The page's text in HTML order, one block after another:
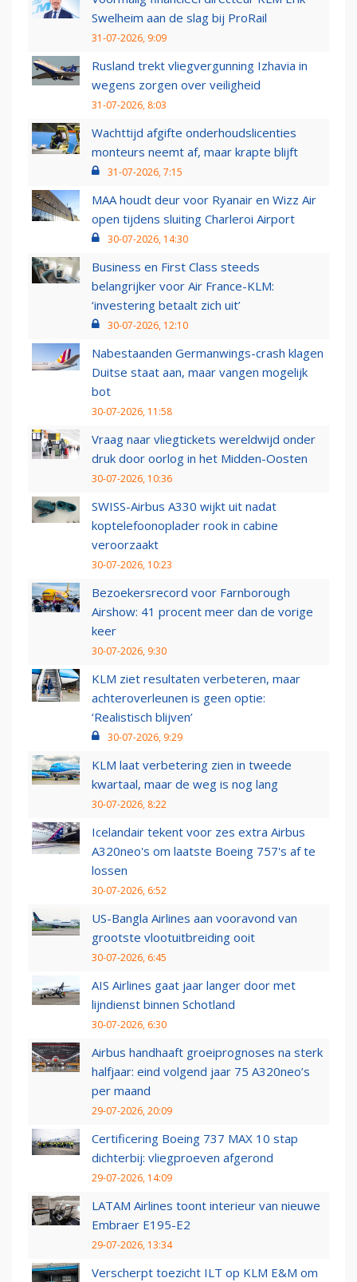
Swelheim aan de slag bij ProRail
31-07-2026, 9:09
Rusland trekt vliegvergunning Izhavia in
wegens zorgen over veiligheid
31-07-2026, 8:03
Wachttijd afgifte onderhoudslicenties
monteurs neemt af, maar krapte blijft
31-07-2026, 7:15
MAA houdt deur voor Ryanair en Wizz Air
open tijdens sluiting Charleroi Airport
30-07-2026, 14:30
Business en First Class steeds
belangrijker voor Air France-KLM:
‘investering betaalt zich uit’
30-07-2026, 12:10
Nabestaanden Germanwings-crash klagen
Duitse staat aan, maar vangen mogelijk
bot
30-07-2026, 11:58
Vraag naar vliegtickets wereldwijd onder
druk door oorlog in het Midden-Oosten
30-07-2026, 10:36
SWISS-Airbus A330 wijkt uit nadat
koptelefoonoplader rook in cabine
veroorzaakt
30-07-2026, 10:23
Bezoekersrecord voor Farnborough
Airshow: 41 procent meer dan de vorige
keer
30-07-2026, 9:30
KLM ziet resultaten verbeteren, maar
achteroverleunen is geen optie:
‘Realistisch blijven’
30-07-2026, 9:29
KLM laat verbetering zien in tweede
kwartaal, maar de weg is nog lang
30-07-2026, 8:22
Icelandair tekent voor zes extra Airbus
A320neo's om laatste Boeing 757's af te
lossen
30-07-2026, 6:52
US-Bangla Airlines aan vooravond van
grootste vlootuitbreiding ooit
30-07-2026, 6:45
AIS Airlines gaat jaar langer door met
lijndienst binnen Schotland
30-07-2026, 6:30
Airbus handhaaft groeiprognoses na sterk
halfjaar: eind volgend jaar 75 A320neo’s
per maand
29-07-2026, 20:09
Certificering Boeing 737 MAX 10 stap
dichterbij: vliegproeven afgerond
29-07-2026, 14:09
LATAM Airlines toont interieur van nieuwe
Embraer E195-E2
29-07-2026, 13:34
Verscherpt toezicht ILT op KLM E&M om